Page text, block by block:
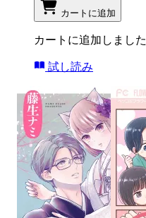
カートに追加
カートに追加しました
試し読み